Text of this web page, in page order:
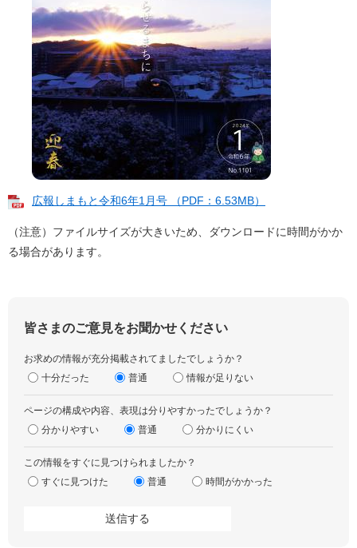
広報しまもと令和6年1月号 （PDF：6.53MB）
（注意）ファイルサイズが大きいため、ダウンロードに時間がかか
る場合があります。
皆さまのご意見をお聞かせください
お求めの情報が充分掲載されてましたでしょうか？
十分だった
普通 情報が足りない
ページの構成や内容、表現は分りやすかったでしょうか？
分かりやすい
普通 分かりにくい
この情報をすぐに見つけられましたか？
すぐに見つけた
普通 時間がかかった